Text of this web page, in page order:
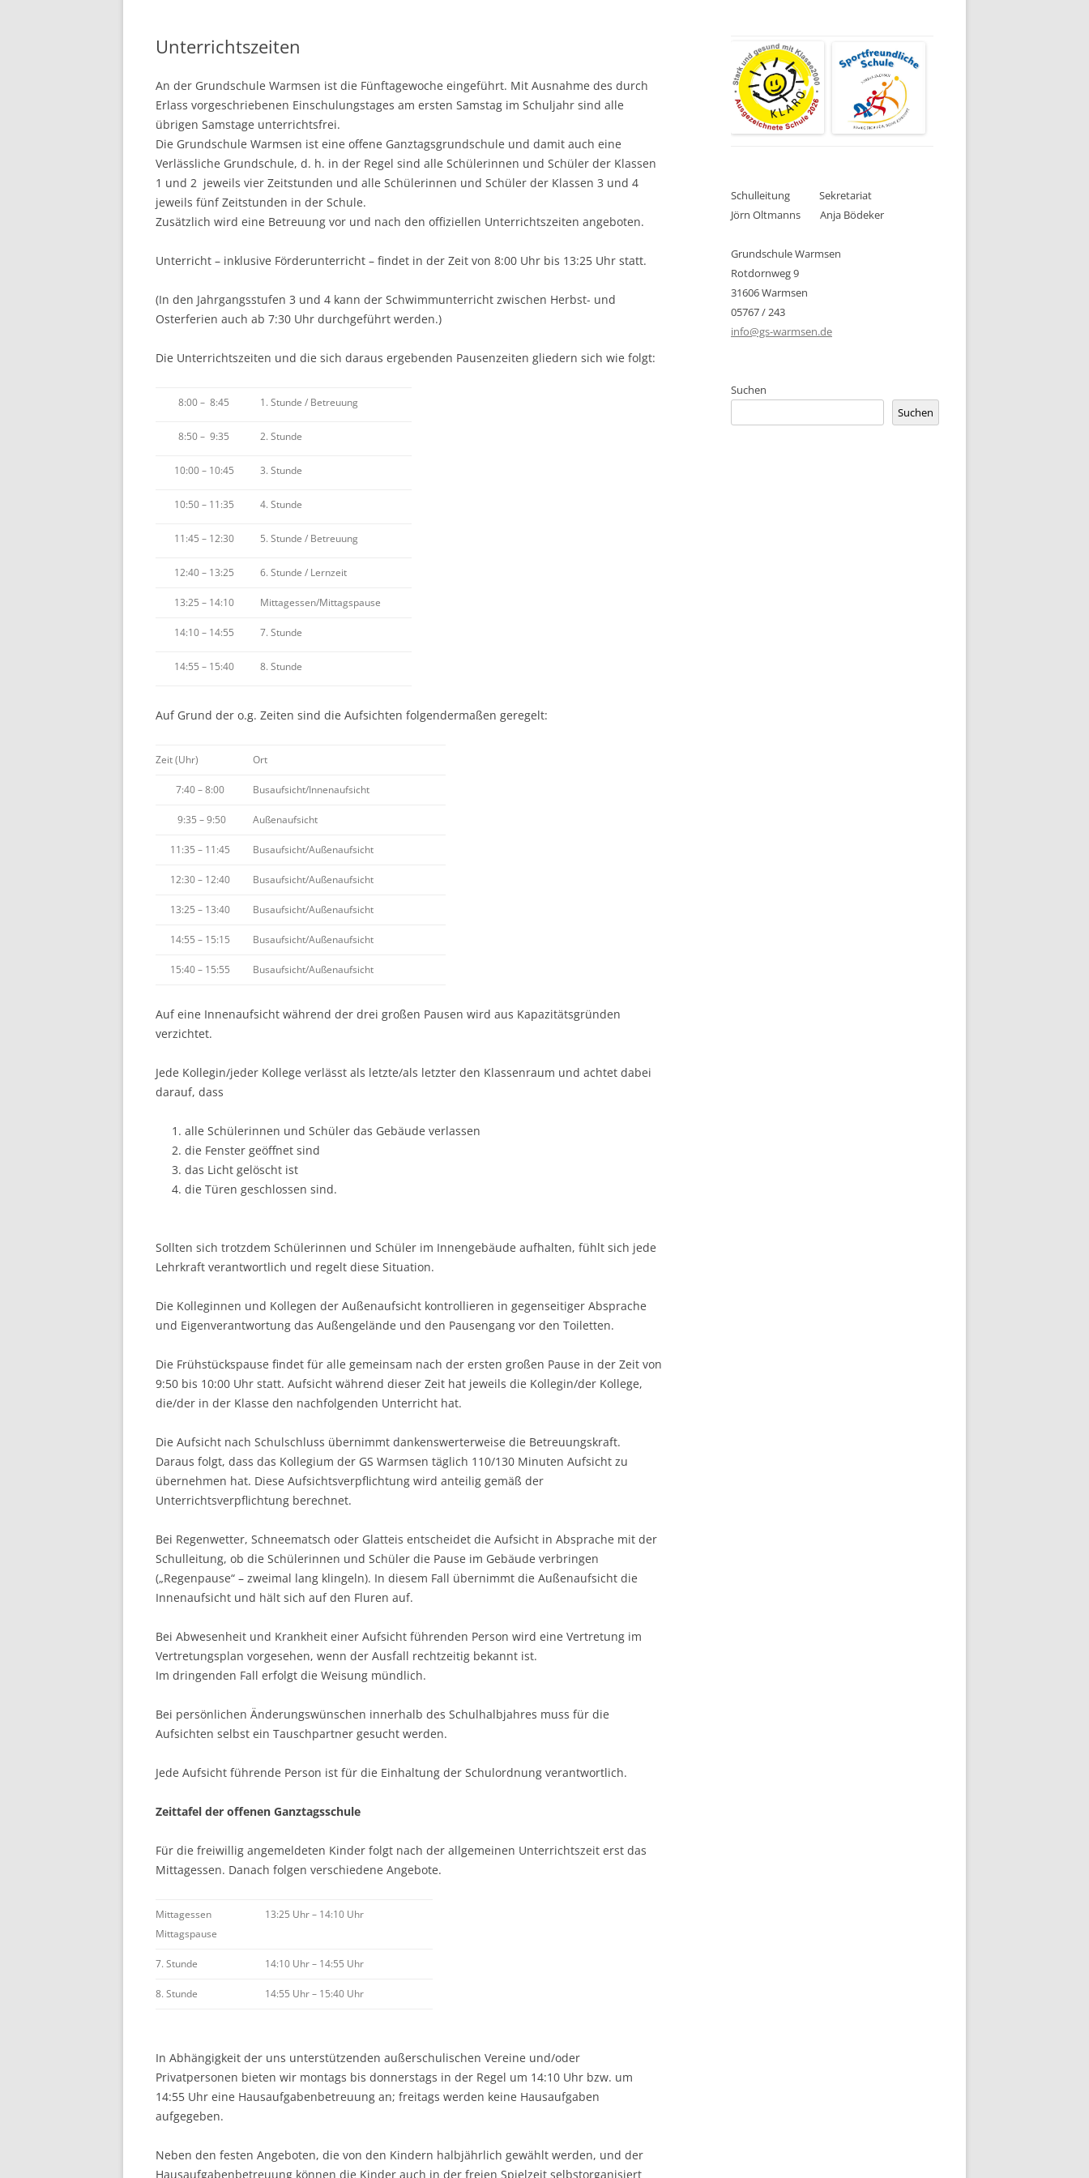
KOOPERATION MIT
AUSSERSCHULISCHEN I
SCHÜLERMITBESTIMMUNG
UMWELTERZIEHUNG
VERTRETUNGSKONZEPT
Unterrichtszeiten
An der Grundschule Warmsen ist die Fünftagewoche eingeführt. Mit Ausnahme des durch
Erlass vorgeschriebenen Einschulungstages am ersten Samstag im Schuljahr sind alle
übrigen Samstage unterrichtsfrei.
Die Grundschule Warmsen ist eine offene Ganztagsgrundschule und damit auch eine
Verlässliche Grundschule, d. h. in der Regel sind alle Schülerinnen und Schüler der Klassen
1 und 2 jeweils vier Zeitstunden und alle Schülerinnen und Schüler der Klassen 3 und 4
jeweils fünf Zeitstunden in der Schule.
Zusätzlich wird eine Betreuung vor und nach den offiziellen Unterrichtszeiten angeboten.
Unterricht – inklusive Förderunterricht – findet in der Zeit von 8:00 Uhr bis 13:25 Uhr statt.
(In den Jahrgangsstufen 3 und 4 kann der Schwimmunterricht zwischen Herbst- und
Osterferien auch ab 7:30 Uhr durchgeführt werden.)
Die Unterrichtszeiten und die sich daraus ergebenden Pausenzeiten gliedern sich wie folgt:
8:00 – 8:45 1. Stunde / Betreuung
8:50 – 9:35 2. Stunde
10:00 – 10:45 3. Stunde
10:50 – 11:35 4. Stunde
11:45 – 12:30 5. Stunde / Betreuung
12:40 – 13:25 6. Stunde / Lernzeit
13:25 – 14:10 Mittagessen/Mittagspause
14:10 – 14:55 7. Stunde
14:55 – 15:40 8. Stunde
Auf Grund der o.g. Zeiten sind die Aufsichten folgendermaßen geregelt:
Zeit (Uhr) Ort
7:40 – 8:00 Busaufsicht/Innenaufsicht
9:35 – 9:50 Außenaufsicht
11:35 – 11:45 Busaufsicht/Außenaufsicht
12:30 – 12:40 Busaufsicht/Außenaufsicht
13:25 – 13:40 Busaufsicht/Außenaufsicht
14:55 – 15:15 Busaufsicht/Außenaufsicht
15:40 – 15:55 Busaufsicht/Außenaufsicht
Auf eine Innenaufsicht während der drei großen Pausen wird aus Kapazitätsgründen
verzichtet.
Jede Kollegin/jeder Kollege verlässt als letzte/als letzter den Klassenraum und achtet dabei
darauf, dass
alle Schülerinnen und Schüler das Gebäude verlassen
die Fenster geöffnet sind
das Licht gelöscht ist
die Türen geschlossen sind.
Sollten sich trotzdem Schülerinnen und Schüler im Innengebäude aufhalten, fühlt sich jede
Lehrkraft verantwortlich und regelt diese Situation.
Die Kolleginnen und Kollegen der Außenaufsicht kontrollieren in gegenseitiger Absprache
und Eigenverantwortung das Außengelände und den Pausengang vor den Toiletten.
Die Frühstückspause findet für alle gemeinsam nach der ersten großen Pause in der Zeit von
9:50 bis 10:00 Uhr statt. Aufsicht während dieser Zeit hat jeweils die Kollegin/der Kollege,
die/der in der Klasse den nachfolgenden Unterricht hat.
Die Aufsicht nach Schulschluss übernimmt dankenswerterweise die Betreuungskraft.
Daraus folgt, dass das Kollegium der GS Warmsen täglich 110/130 Minuten Aufsicht zu
übernehmen hat. Diese Aufsichtsverpflichtung wird anteilig gemäß der
Unterrichtsverpflichtung berechnet.
Bei Regenwetter, Schneematsch oder Glatteis entscheidet die Aufsicht in Absprache mit der
Schulleitung, ob die Schülerinnen und Schüler die Pause im Gebäude verbringen
(„Regenpause“ – zweimal lang klingeln). In diesem Fall übernimmt die Außenaufsicht die
Innenaufsicht und hält sich auf den Fluren auf.
Bei Abwesenheit und Krankheit einer Aufsicht führenden Person wird eine Vertretung im
Vertretungsplan vorgesehen, wenn der Ausfall rechtzeitig bekannt ist.
Im dringenden Fall erfolgt die Weisung mündlich.
Bei persönlichen Änderungswünschen innerhalb des Schulhalbjahres muss für die
Aufsichten selbst ein Tauschpartner gesucht werden.
Jede Aufsicht führende Person ist für die Einhaltung der Schulordnung verantwortlich.
Zeittafel der offenen Ganztagsschule
Für die freiwillig angemeldeten Kinder folgt nach der allgemeinen Unterrichtszeit erst das
Mittagessen. Danach folgen verschiedene Angebote.
Mittagessen
Mittagspause
13:25 Uhr – 14:10 Uhr
7. Stunde 14:10 Uhr – 14:55 Uhr
8. Stunde 14:55 Uhr – 15:40 Uhr
In Abhängigkeit der uns unterstützenden außerschulischen Vereine und/oder
Privatpersonen bieten wir montags bis donnerstags in der Regel um 14:10 Uhr bzw. um
14:55 Uhr eine Hausaufgabenbetreuung an; freitags werden keine Hausaufgaben
aufgegeben.
Neben den festen Angeboten, die von den Kindern halbjährlich gewählt werden, und der
Hausaufgabenbetreuung können die Kinder auch in der freien Spielzeit selbstorganisiert
Schulleitung Sekretariat
Jörn Oltmanns Anja Bödeker
Grundschule Warmsen
Rotdornweg 9
31606 Warmsen
05767 / 243
info@gs-warmsen.de
Suchen
Suchen